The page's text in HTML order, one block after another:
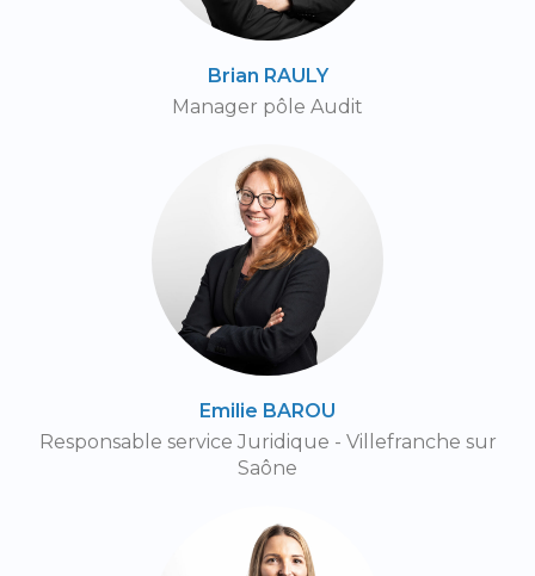
Brian RAULY
Manager pôle Audit
Emilie BAROU
Responsable service Juridique - Villefranche sur
Saône